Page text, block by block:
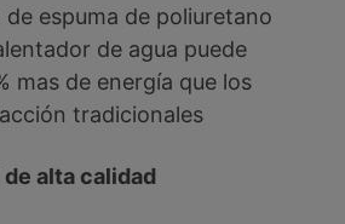
espuma de poliuretano
de agua puede
mas de energía que los
tradicionales
alta calidad